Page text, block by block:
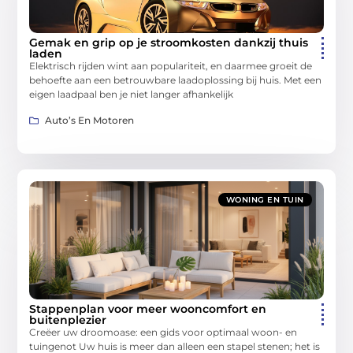
Gemak en grip op je stroomkosten dankzij thuis
laden
Elektrisch rijden wint aan populariteit, en daarmee groeit de
behoefte aan een betrouwbare laadoplossing bij huis. Met een
eigen laadpaal ben je niet langer afhankelijk
Auto’s En Motoren
WONING EN TUIN
Stappenplan voor meer wooncomfort en
buitenplezier
Creëer uw droomoase: een gids voor optimaal woon- en
tuingenot Uw huis is meer dan alleen een stapel stenen; het is